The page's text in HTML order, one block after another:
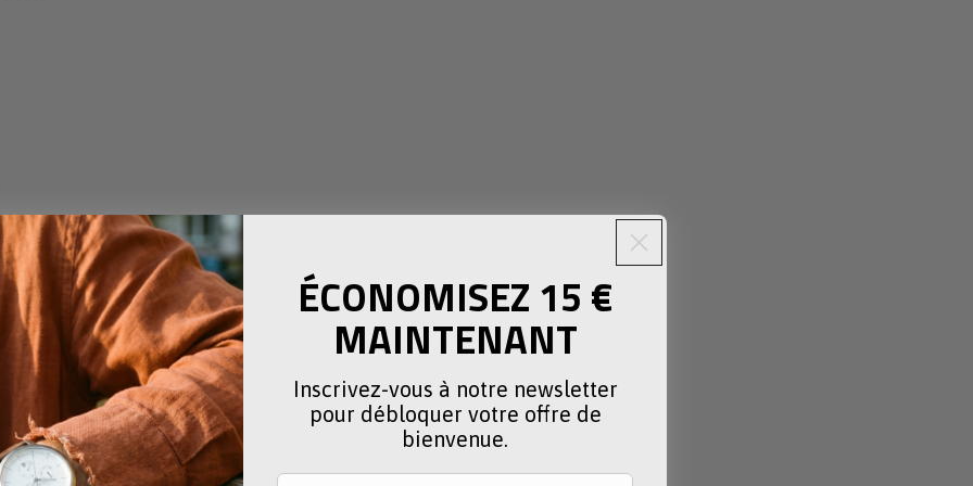
ÉCONOMISEZ 15 €
MAINTENANT
Inscrivez-vous à notre newsletter
pour débloquer votre offre de
bienvenue.